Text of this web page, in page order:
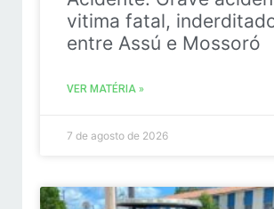
vitima fatal,
entre Assú e Mossoró
VER MATÉRIA »
7 de agosto de 2026